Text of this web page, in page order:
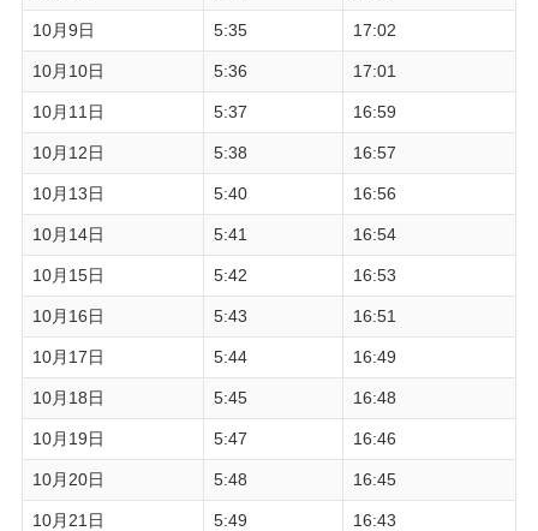
10月9日 5:35 17:02
10月10日 5:36 17:01
10月11日 5:37 16:59
10月12日 5:38 16:57
10月13日 5:40 16:56
10月14日 5:41 16:54
10月15日 5:42 16:53
10月16日 5:43 16:51
10月17日 5:44 16:49
10月18日 5:45 16:48
10月19日 5:47 16:46
10月20日 5:48 16:45
10月21日 5:49 16:43